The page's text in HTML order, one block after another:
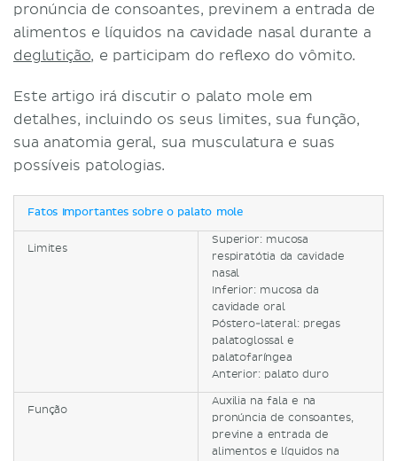
pronúncia de consoantes, previnem a entrada de
alimentos e líquidos na cavidade nasal durante a
deglutição, e participam do reflexo do vômito.
Este artigo irá discutir o palato mole em
detalhes, incluindo os seus limites, sua função,
sua anatomia geral, sua musculatura e suas
possíveis patologias.
Fatos importantes sobre o palato mole
Limites
Superior: mucosa
respiratótia da cavidade
nasal
Inferior: mucosa da
cavidade oral
Póstero-lateral: pregas
palatoglossal e
palatofaríngea
Anterior: palato duro
Função
Auxilia na fala e na
pronúncia de consoantes,
previne a entrada de
alimentos e líquidos na